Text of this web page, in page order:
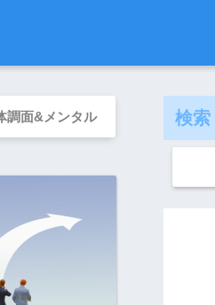
調面&メンタル 検索